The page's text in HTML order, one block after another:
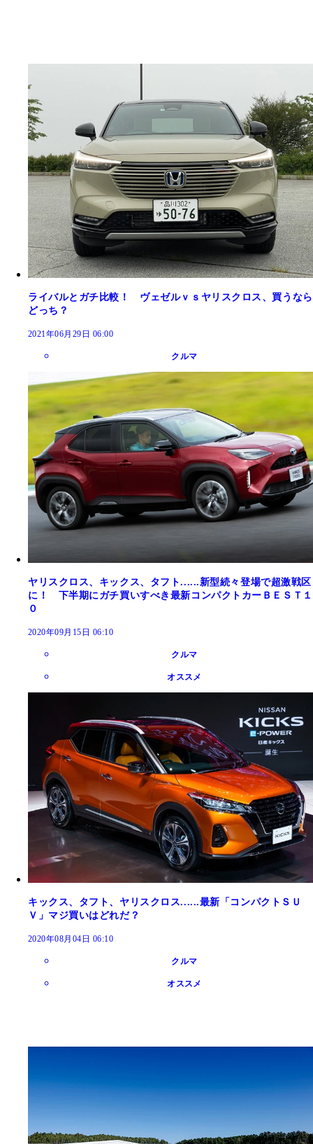
ライバルとガチ比較！ ヴェゼルｖｓヤリスクロス、買うなら
どっち？
2021年06月29日 06:00
クルマ
ヤリスクロス、キックス、タフト......新型続々登場で超激戦区
に！ 下半期にガチ買いすべき最新コンパクトカーＢＥＳＴ１
０
2020年09月15日 06:10
クルマ
オススメ
キックス、タフト、ヤリスクロス......最新「コンパクトＳＵ
Ｖ」マジ買いはどれだ？
2020年08月04日 06:10
クルマ
オススメ